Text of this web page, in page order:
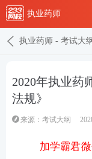
执业药师
执业药师 - 考试大
2020年执业药
法规》
来源： 考试大纲
加学霸君